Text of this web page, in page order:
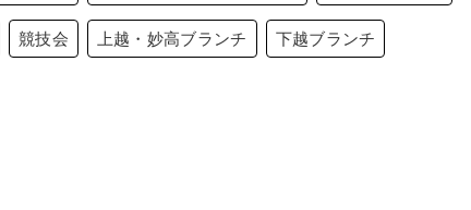
競技会 上越・妙高ブランチ 下越ブランチ